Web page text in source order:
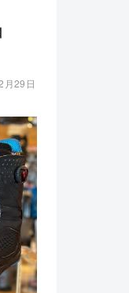
月29日